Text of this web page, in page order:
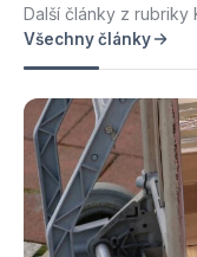
Další články z rubriky
Všechny články